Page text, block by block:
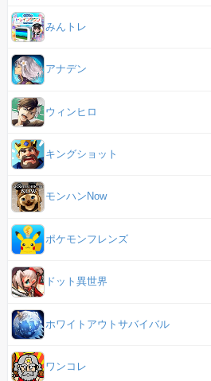
みんトレ
アナデン
ウィンヒロ
キングショット
モンハンNow
ポケモンフレンズ
ドット異世界
ホワイトアウトサバイバル
ワンコレ